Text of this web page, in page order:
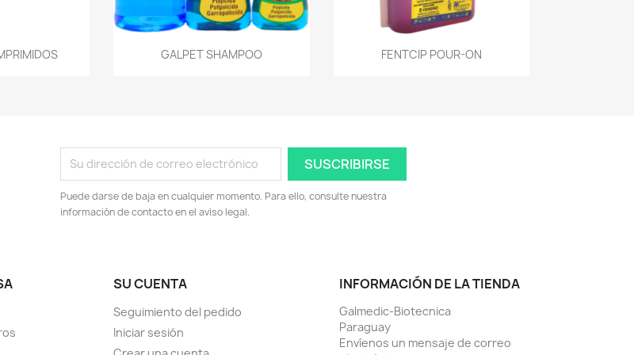
Vista rápida
GALPET SHAMPOO Vista rápida
FENTCIP POUR-ON
Puede darse de baja en cualquier momento. Para ello, consulte nuestra
información de contacto en el aviso legal.
SU CUENTA
Seguimiento del pedido
Iniciar sesión
INFORMACIÓN DE LA TIENDA
Galmedic-Biotecnica
Paraguay
Envíenos un mensaje de correo